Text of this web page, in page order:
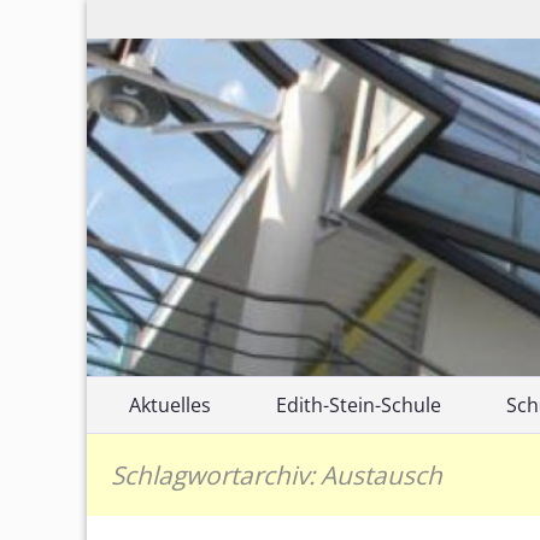
Inhalt
Aktuelles Edith-Stein-Schule
Unsere Schule
Edith Stein
Schlagwortarchiv: Austausch